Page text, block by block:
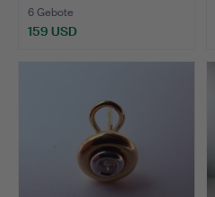
6 Gebote
159 USD